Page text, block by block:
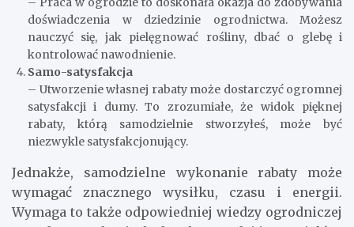
doświadczenia w dziedzinie ogrodnictwa. Możesz
nauczyć się, jak pielęgnować rośliny, dbać o glebę i
kontrolować nawodnienie.
Samo-satysfakcja
– Utworzenie własnej rabaty może dostarczyć ogromnej
satysfakcji i dumy. To zrozumiałe, że widok pięknej
rabaty, którą samodzielnie stworzyłeś, może być
niezwykle satysfakcjonujący.
Jednakże, samodzielne wykonanie rabaty może
wymagać znacznego wysiłku, czasu i energii.
Wymaga to także odpowiedniej wiedzy ogrodniczej